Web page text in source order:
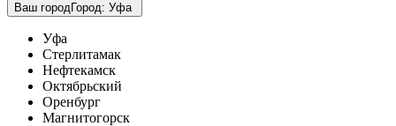
Ваш городГород: Уфа
Уфа
Стерлитамак
Нефтекамск
Октябрьский
Оренбург
Магнитогорск